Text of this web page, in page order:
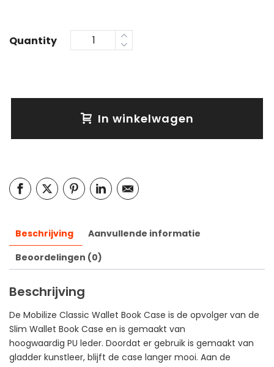
Quantity
In winkelwagen
Beschrijving
Aanvullende informatie
Beoordelingen (0)
Beschrijving
De Mobilize Classic Wallet Book Case is de opvolger van de
Slim Wallet Book Case en is gemaakt van
hoogwaardig PU leder. Doordat er gebruik is gemaakt van
gladder kunstleer, blijft de case langer mooi. Aan de